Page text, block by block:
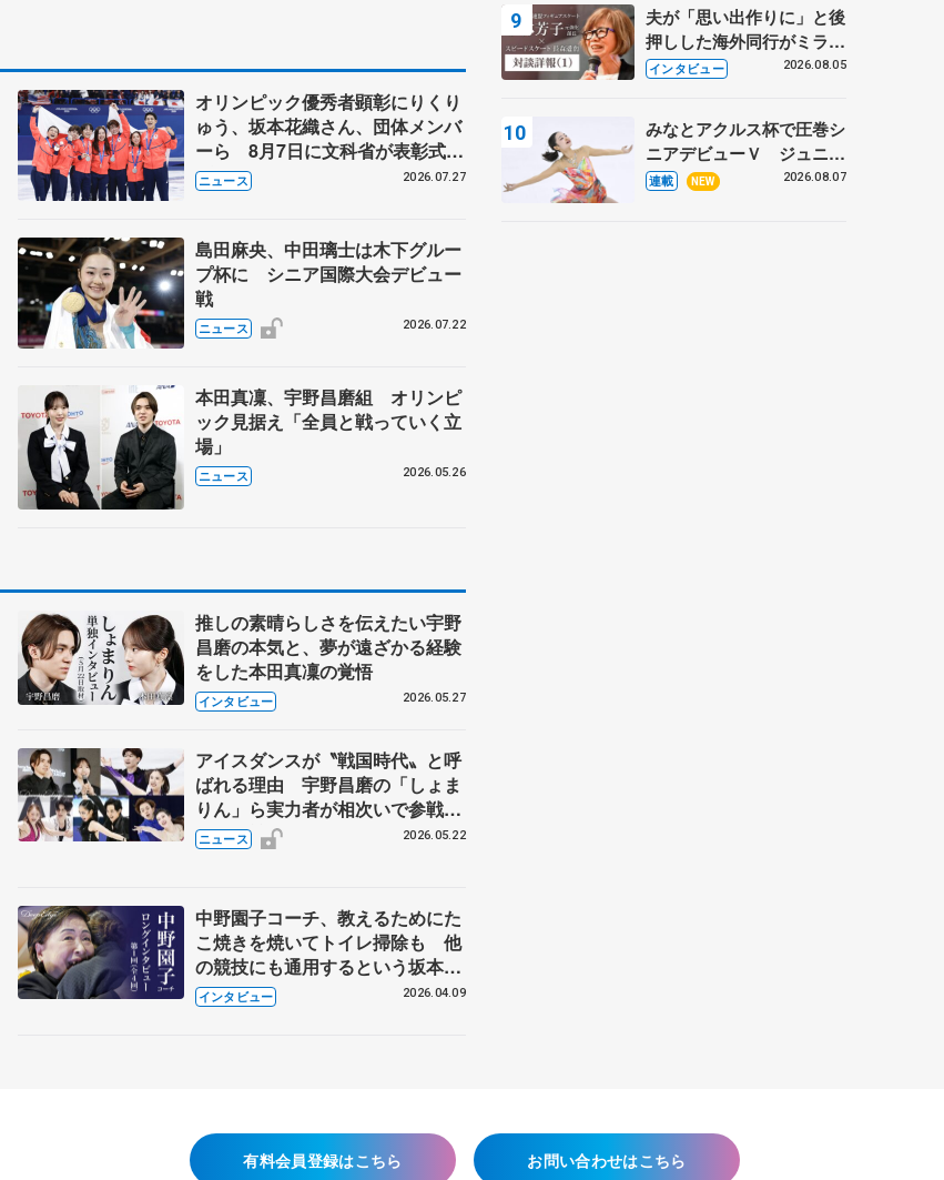
オリンピック優秀者顕彰にりくり
ゅう、坂本花織さん、団体メンバ
ーら 8月7日に文科省が表彰式、
ブルーノ・マルコット、中野園子
らコーチも
ニュース 2026.07.27
島田麻央、中田璃士は木下グルー
プ杯に シニア国際大会デビュー
戦
ニュース 2026.07.22
本田真凜、宇野昌磨組 オリンピ
ック見据え「全員と戦っていく立
場」
ニュース 2026.05.26
推しの素晴らしさを伝えたい宇野
昌磨の本気と、夢が遠ざかる経験
をした本田真凜の覚悟
インタビュー 2026.05.27
アイスダンスが〝戦国時代〟と呼
ばれる理由 宇野昌磨の「しょま
りん」ら実力者が相次いで参戦
国内の競争激化
ニュース 2026.05.22
中野園子コーチ、教えるためにた
こ焼きを焼いてトイレ掃除も 他
の競技にも通用するという坂本花
織の筋肉
インタビュー 2026.04.09
部科学省スポーツ表彰
式】
夫が「思い出作りに」と後
押しした海外同行がミラノ
まで… 繁華街のリンクで
に 小林芳子さんが振り返
るスケート人生
インタビュー 2026.08.05
みなとアクルス杯で圧巻シ
ニアデビューＶ ジュニア
で４シーズン無敗の島田麻
連載 NEW 2026.08.07
有料会員登録はこちら お問い合わせはこちら